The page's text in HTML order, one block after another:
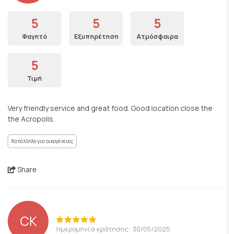
5
Φαγητό
5
Εξυπηρέτηση
5
Ατμόσφαιρα
5
Τιμή
Very friendly service and great food. Good location close the
the Acropolis.
Κατάλληλο για οικογένειες
Share
CK Ημερομηνία κράτησης: 30/05/2025